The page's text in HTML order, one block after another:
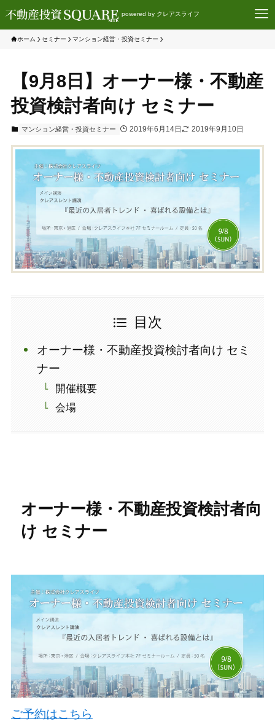
powered by クレアスライフ
ホーム セミナー マンション経営・投資セミナー
【9月8日】オーナー様・不動産
投資検討者向け セミナー
マンション経営・投資セミナー 2019年6月14日 2019年9月10日
目次
オーナー様・不動産投資検討者向け セミ
ナー
開催概要
会場
オーナー様・不動産投資検討者向
け セミナー
ご予約はこちら